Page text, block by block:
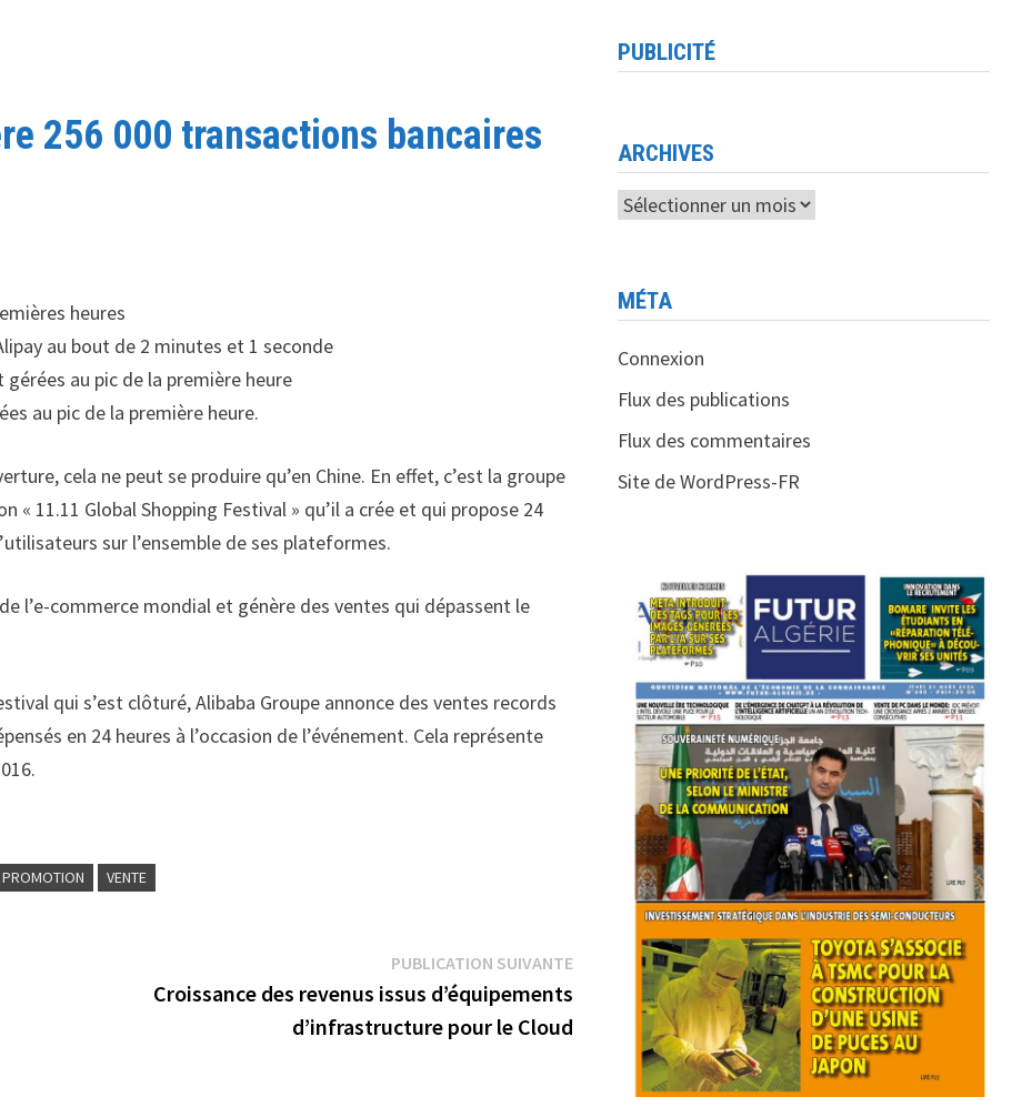
256 000 transactions bancaires
heures
au bout de 2 minutes et 1 seconde
au pic de la première heure
au pic de la première heure.
cela ne peut se produire qu’en Chine. En effet, c’est la groupe
« 11.11 Global Shopping Festival » qu’il a crée et qui propose 24
sur l’ensemble de ses plateformes.
l’e-commerce mondial et génère des ventes qui dépassent le
qui s’est clôturé, Alibaba Groupe annonce des ventes records
en 24 heures à l’occasion de l’événement. Cela représente
PROMOTION VENTE
PUBLICATION SUIVANTEPublication
suivante :
Croissance des revenus issus d’équipements
d’infrastructure pour le Cloud
PUBLICITÉ
ARCHIVES
Archives
MÉTA
Connexion
Flux des publications
Flux des commentaires
Site de WordPress-FR